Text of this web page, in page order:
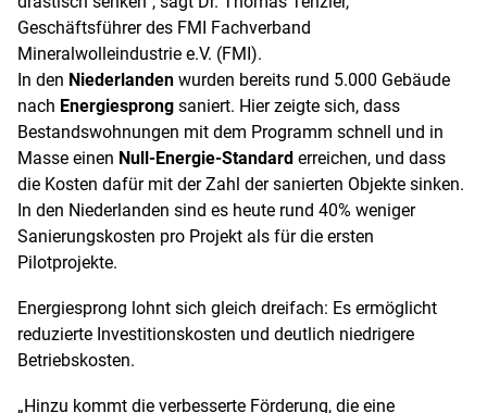
Geschäftsführer des FMI Fachverband
Mineralwolleindustrie e.V. (FMI).
In den Niederlanden wurden bereits rund 5.000 Gebäude
nach Energiesprong saniert. Hier zeigte sich, dass
Bestandswohnungen mit dem Programm schnell und in
Masse einen Null-Energie-Standard erreichen, und dass
die Kosten dafür mit der Zahl der sanierten Objekte sinken.
In den Niederlanden sind es heute rund 40% weniger
Sanierungskosten pro Projekt als für die ersten
Pilotprojekte.
Energiesprong lohnt sich gleich dreifach: Es ermöglicht
reduzierte Investitionskosten und deutlich niedrigere
Betriebskosten.
„Hinzu kommt die verbesserte Förderung, die eine